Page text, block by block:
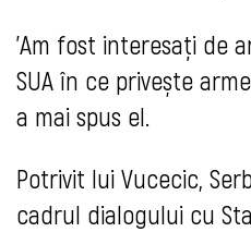
'Am fost interesați de
SUA în ce privește
a mai spus el.
Potrivit lui Vucecic,
cadrul dialogului cu